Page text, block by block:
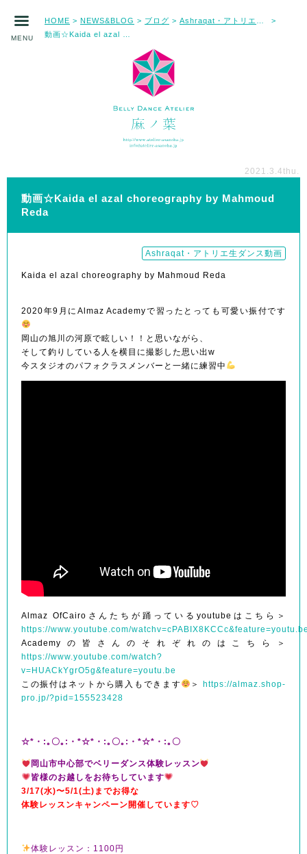
MENU
HOME > NEWS&BLOG > ブログ >
>
2021.3.4thu.
動画☆Kaida el azal choreography by Mahmoud
Reda
Ashraqat・アトリエ生ダンス動画
Kaida el azal choreography by Mahmoud Reda
2020年9月にAlmaz Academyで習ったとっても可愛い振付です
岡山の旭川の河原で眩しい！！と思いながら、
そして釣りしている人を横目に撮影した思い出w
今スタジオのパフォクラスメンバーと一緒に練習中
Almaz OfCairo さんたちが踊っているyoutubeはこちら＞
https://www.youtube.com/
Academyの皆さんのそれぞれのはこちら＞
https://www.youtube.com/watch?
v=HUACkYgrO5g&feature=youtu.be
この振付はネットから購入もできます
＞https://almaz.shop-
pro.jp/?pid=155523428
☆*・:｡〇｡:・*☆*・:｡〇｡:・*☆*・:｡〇
岡山市中心部でベリーダンス体験レッスン
皆様のお越しをお待ちしています
3/17(水)〜5/1(土)までお得な
体験レッスンキャンペーン開催しています♡
体験レッスン：1100円